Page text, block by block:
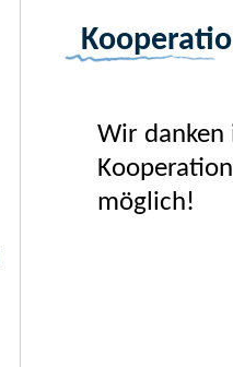
Wir danken
möglich!